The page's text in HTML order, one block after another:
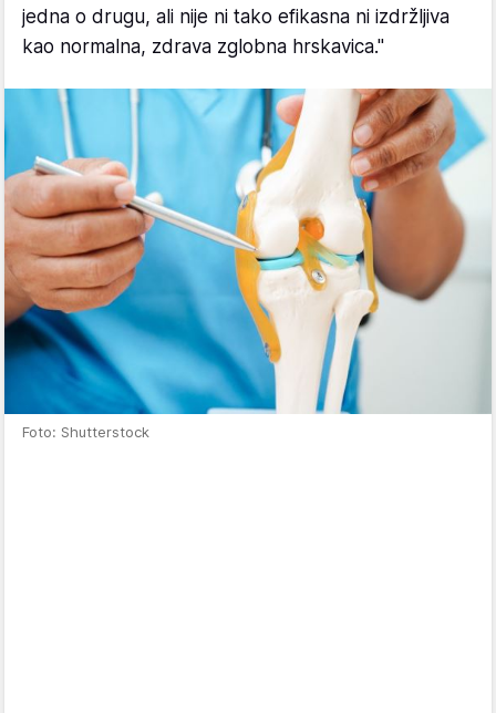
jedna o drugu, ali nije ni tako efikasna ni izdržljiva
kao normalna, zdrava zglobna hrskavica."
Foto: Shutterstock